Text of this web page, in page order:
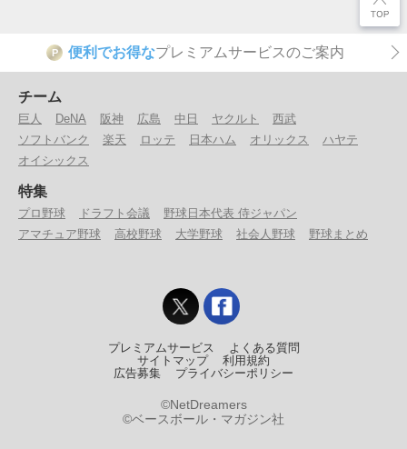
P 便利でお得なプレミアムサービスのご案内
チーム
巨人 DeNA 阪神 広島 中日 ヤクルト
西武
ソフトバンク
楽天 ロッテ 日本ハム オリックス
ハヤテ
オイシックス
特集
プロ野球 ドラフト会議
野球日本代表 侍ジャパン
アマチュア野球
高校野球 大学野球 社会人野球 野球まとめ
プレミアムサービス
よくある質問
サイトマップ
利用規約
広告募集
プライバシーポリシー
©NetDreamers
©ベースボール・マガジン社